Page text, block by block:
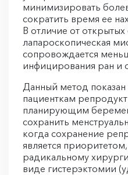
минимизировать
сократить время ее
В отличие от
лапароскопическая
сопровождается
инфицирования ран и
Данный метод
пациенткам
планирующим
сохранить
когда сохранение
является
радикальному
виде гистерэктомии